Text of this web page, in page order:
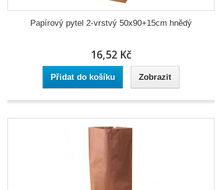
Papírový pytel 2-vrstvý 50x90+15cm hnědý
16,52 Kč
Přidat do košíku Zobrazit